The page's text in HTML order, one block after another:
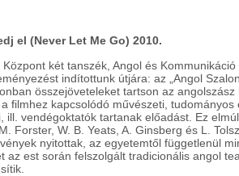
el (Never Let Me Go) 2010.
két tanszék, Angol és Kommunikáció
indítottunk útjára: az „Angol
összejöveteleket tartson az
filmhez kapcsolódó művészeti, tudományos
ill. vendégoktatók tartanak előadást. Ez
Forster, W. B. Yeats, A. Ginsberg és L.
nyitottak, az egyetemtől függetlenül
az est során felszolgált tradicionális angol